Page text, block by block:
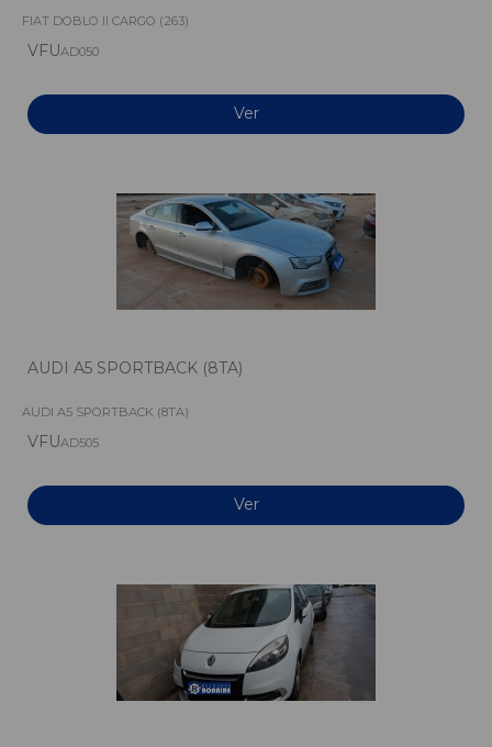
FIAT DOBLO II CARGO (263)
VFUAD050
Ver
AUDI A5 SPORTBACK (8TA)
AUDI A5 SPORTBACK (8TA)
VFUAD505
Ver